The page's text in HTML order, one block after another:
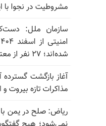
مشروطیت در نجوا با
شده‌اند؛ ۲۷ نفر از معترضان بودند
آغاز بازگشت گسترده
مذاکرات تازه بیروت
ریاض: صلح در یمن